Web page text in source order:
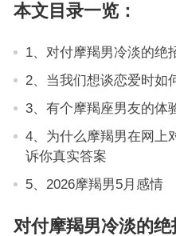
本文目录一览：
1、对付摩羯男冷淡的绝
2、当我们想谈恋爱时如
3、有个摩羯座男友的体
4、为什么摩羯男在网上
诉你真实答案
5、2026摩羯男5月感情
对付摩羯男冷淡的绝